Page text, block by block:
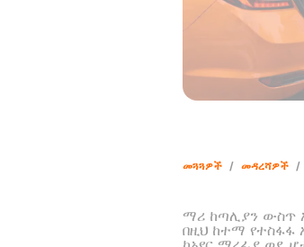
መጓጓዎች / መዳረሻዎች /
ማሪ ከጣሊያን ውስጥ
በዚህ ከተማ የተስፋፋ